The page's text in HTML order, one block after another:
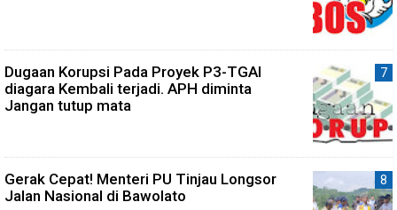
Dugaan Korupsi Pada Proyek P3-TGAI
diagara Kembali terjadi. APH diminta
Jangan tutup mata
Gerak Cepat! Menteri PU Tinjau Longsor
Jalan Nasional di Bawolato